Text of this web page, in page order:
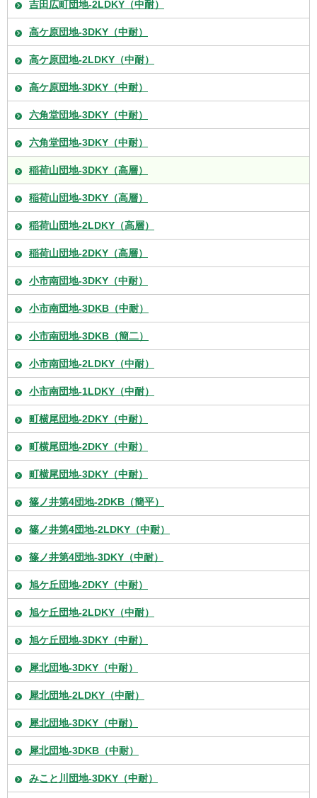
吉田広町団地-2LDKY（中耐）
高ケ原団地-3DKY（中耐）
高ケ原団地-2LDKY（中耐）
高ケ原団地-3DKY（中耐）
六角堂団地-3DKY（中耐）
六角堂団地-3DKY（中耐）
稲荷山団地-3DKY（高層）
稲荷山団地-3DKY（高層）
稲荷山団地-2LDKY（高層）
稲荷山団地-2DKY（高層）
小市南団地-3DKY（中耐）
小市南団地-3DKB（中耐）
小市南団地-3DKB（簡二）
小市南団地-2LDKY（中耐）
小市南団地-1LDKY（中耐）
町横尾団地-2DKY（中耐）
町横尾団地-2DKY（中耐）
町横尾団地-3DKY（中耐）
篠ノ井第4団地-2DKB（簡平）
篠ノ井第4団地-2LDKY（中耐）
篠ノ井第4団地-3DKY（中耐）
旭ケ丘団地-2DKY（中耐）
旭ケ丘団地-2LDKY（中耐）
旭ケ丘団地-3DKY（中耐）
犀北団地-3DKY（中耐）
犀北団地-2LDKY（中耐）
犀北団地-3DKY（中耐）
犀北団地-3DKB（中耐）
みこと川団地-3DKY（中耐）